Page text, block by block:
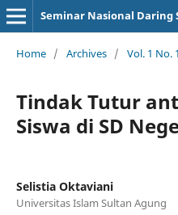
Seminar Nasional Daring
Home / Archives / Vol. 1 No.
Tindak Tutur
Siswa di SD
Selistia Oktaviani
Universitas Islam Sultan Agung